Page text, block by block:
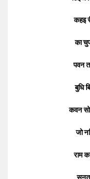
कहइ
का
पवन
बुधि
कवन
जो
राम